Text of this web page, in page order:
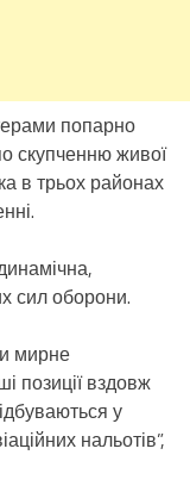
попарно
скупченню живої
в трьох районах
сил оборони.
мирне
позиції вздовж
у
нальотів”,